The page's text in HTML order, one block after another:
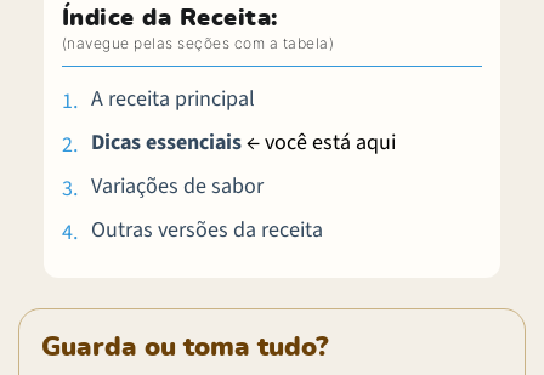
Índice da Receita:
A receita principal
Dicas essenciais← você está aqui
Variações de sabor
Outras versões da receita
Guarda ou toma tudo?